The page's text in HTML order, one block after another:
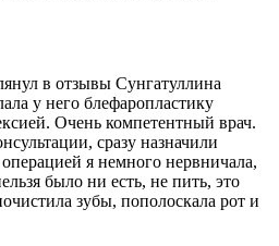
в отзывы Сунгатуллина
у него блефаропластику
Очень компетентный врач.
сразу назначили
я немного нервничала,
было ни есть, не пить, это
зубы, пополоскала рот и